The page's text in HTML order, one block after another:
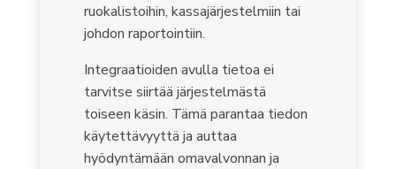
ruokalistoihin, kassajärjestelmiin tai
johdon raportointiin.
Integraatioiden avulla tietoa ei
tarvitse siirtää järjestelmästä
toiseen käsin. Tämä parantaa tiedon
käytettävyyttä ja auttaa
hyödyntämään omavalvonnan ja